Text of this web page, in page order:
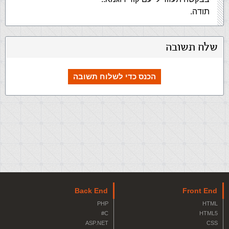
תודה.
שלח תשובה
הכנס כדי לשלוח תשובה
Front End
HTML
HTML5
CSS
Back End
PHP
C#
ASP.NET